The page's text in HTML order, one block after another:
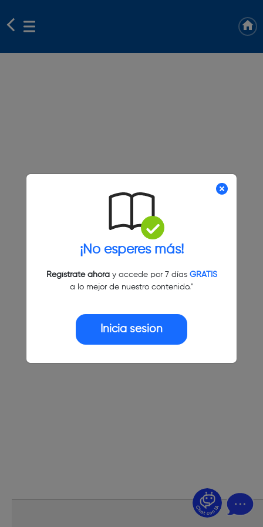
¡No esperes más!
Regístrate ahoray accede por 7 días GRATIS
a lo mejor de nuestro contenido."
Inicia sesión